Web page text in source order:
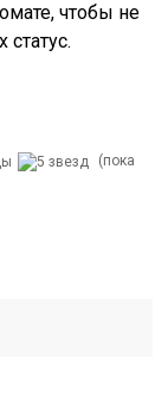
чтобы не
(пока